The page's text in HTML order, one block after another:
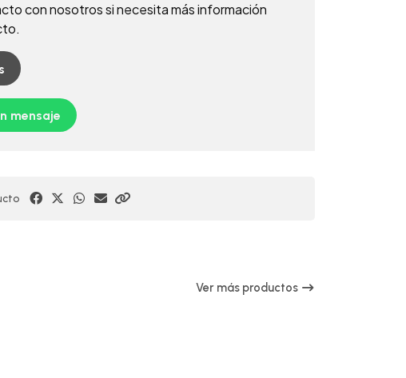
con nosotros si necesita más información
mensaje
Ver más productos